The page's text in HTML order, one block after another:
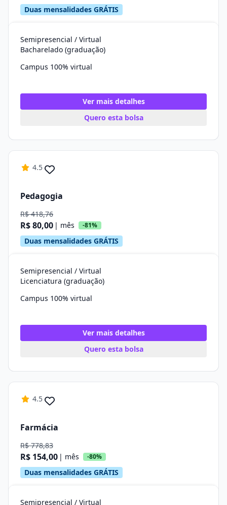
Duas mensalidades GRÁTIS
Semipresencial / Virtual
Bacharelado (graduação)
Campus 100% virtual
Ver mais detalhes
Quero esta bolsa
4.5
Pedagogia
R$ 418,76
R$ 80,00 | mês -81%
Duas mensalidades GRÁTIS
Semipresencial / Virtual
Licenciatura (graduação)
Campus 100% virtual
Ver mais detalhes
Quero esta bolsa
4.5
Farmácia
R$ 778,83
R$ 154,00 | mês -80%
Duas mensalidades GRÁTIS
Semipresencial / Virtual